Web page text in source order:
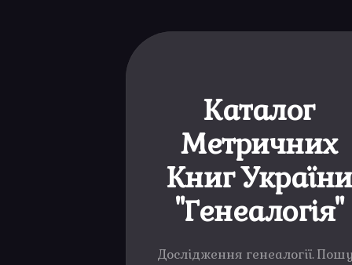
Каталог
Метричних
Книг України
"Генеалогія"
Дослідження генеалогії.